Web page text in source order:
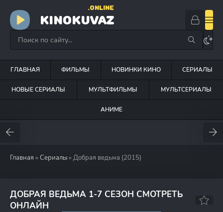
KINOKUVAZ
.ONLINE
ГЛАВНАЯ ФИЛЬМЫ НОВИНКИ КИНО СЕРИАЛЫ
НОВЫЕ СЕРИАЛЫ МУЛЬТФИЛЬМЫ МУЛЬТСЕРИАЛЫ
АНИМЕ
Главная » Сериалы » Добрая ведьма (2015)
ДОБРАЯ ВЕДЬМА 1-7 СЕЗОН СМОТРЕТЬ
ОНЛАЙН